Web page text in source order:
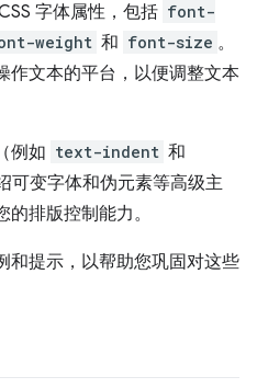
字体属性，包括 font-
weight 和 font-size 。
作文本的平台，以便调整文本
例如 text-indent 和
可变字体和伪元素等高级主
排版控制能力。
和提示，以帮助您巩固对这些